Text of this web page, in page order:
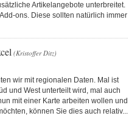
Artikelangebote unterbreitet.
ons. Diese sollten natürlich immer
(Kristoffer Ditz)
wir mit regionalen Daten. Mal ist
und West unterteilt wird, mal auch
mit einer Karte arbeiten wollen und
können Sie dies auch relativ...